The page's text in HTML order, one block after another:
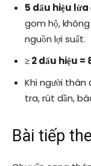
5 dấu hiệu lừa
gom hộ,
nguồn lợi suất.
≥ 2 dấu hiệu =
Khi người thân
tra, rút dần,
Bài tiếp